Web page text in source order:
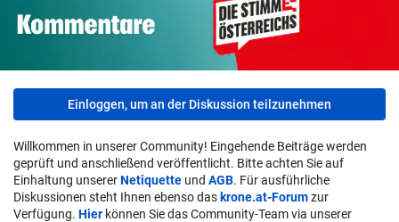
Einloggen, um an der Diskussion teilzunehmen
Willkommen in unserer Community! Eingehende Beiträge werden
geprüft und anschließend veröffentlicht. Bitte achten Sie auf
Einhaltung unsererNetiquette und AGB. Für ausführliche
Diskussionen steht Ihnen ebenso das krone.at-Forumzur
Verfügung. Hier können Sie das Community-Team via unserer